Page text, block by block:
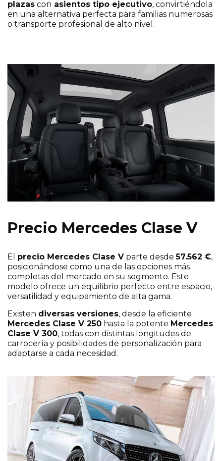
plazas con asientos tipo ejecutivo, convirtiéndola
en una alternativa perfecta para familias numerosas
o transporte profesional de alto nivel.
Precio Mercedes Clase V
El precio Mercedes Clase V parte desde57.562 €,
posicionándose como una de las opciones más
completas del mercado en su segmento. Este
modelo ofrece un equilibrio perfecto entre espacio,
versatilidad y equipamiento de alta gama.
Existen diversas versiones, desde la eficiente
Mercedes Clase V 250 hasta la potente Mercedes
Clase V 300, todas con distintas longitudes de
carrocería y posibilidades de personalización para
adaptarse a cada necesidad.